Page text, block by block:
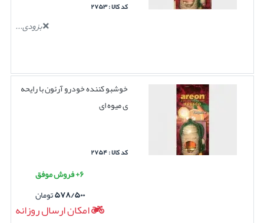
کد کالا : ۲۷۵۳
بزودی...
خوشبو کننده خودرو آرئون با رایحه
ی میوه ای
کد کالا : ۲۷۵۴
۶+ فروش موفق
۵۷۸/۵۰۰تومان
امکان ارسال روزانه